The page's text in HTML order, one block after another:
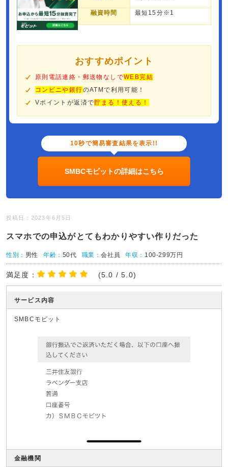
融資時間 最短15分※1
おすすめポイント
原則電話連絡・郵送物なしでWEB完結
コンビニや銀行のATMで利用可能！
Vポイントが返済で貯まる！使える！
10秒で簡易審査結果を表示!!
SMBCモビットの詳細はこちら
投稿日：2023年6月5日
スマホでの申込がとてもわかりやすい作りだった
性別： 男性 年齢： 50代 職業：会社員 年収： 100-299万円
満足度： (5.0 / 5.0)
サービス内容
SMBCモビット
金融機関